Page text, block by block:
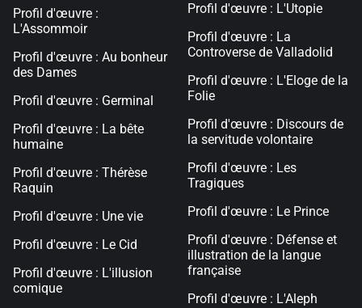
Profil d'œuvre :
L'Assommoir
Profil d'œuvre : Au bonheur
des Dames
Profil d'œuvre : Germinal
Profil d'œuvre : La bête
humaine
Profil d'œuvre : Thérèse
Raquin
Profil d'œuvre : Une vie
Profil d'œuvre : Le Cid
Profil d'œuvre : L'illusion
comique
Profil d'œuvre : L'Utopie
Profil d'œuvre : La
Controverse de Valladolid
Profil d'œuvre : L'Eloge de la
Folie
Profil d'œuvre : Discours de
la servitude volontaire
Profil d'œuvre : Les
Tragiques
Profil d'œuvre : Le Prince
Profil d'œuvre : Défense et
illustration de la langue
française
Profil d'œuvre : L'Aleph